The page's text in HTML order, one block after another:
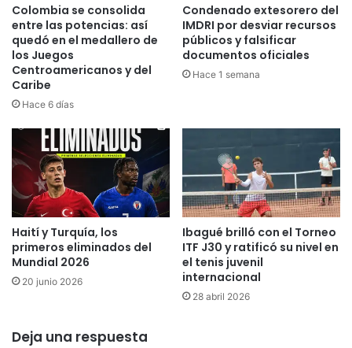
j
a
s
!
l
a
m
e
d
a
l
d
e
p
a
t
a
e
n
M
Colombia se consolida
entre las potencias: así
quedó en el medallero de
los Juegos
Centroamericanos y del
Caribe
Hace 6 días
Condenado extesorero del
IMDRI por desviar recursos
públicos y falsificar
documentos oficiales
Hace 1 semana
Haití y Turquía, los
primeros eliminados del
Mundial 2026
20 junio 2026
Ibagué brilló con el Torneo
ITF J30 y ratificó su nivel en
el tenis juvenil
internacional
28 abril 2026
Deja una respuesta